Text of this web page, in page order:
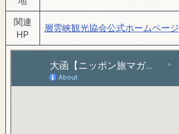
関連
HP
層雲峡観光協会公式ホームページ